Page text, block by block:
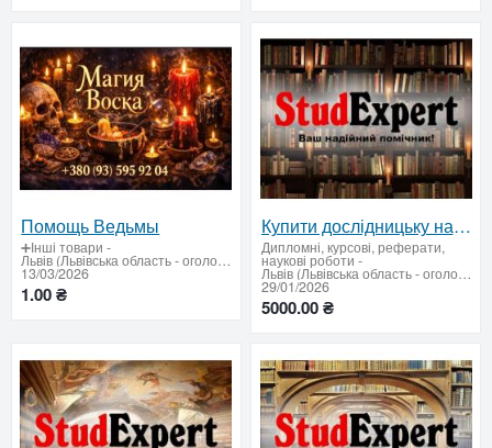
Помощь Ведьмы
➕Інші товари -
Львів (Львівська область - оголошення)
13/03/2026
1.00 ₴
Купити дослідницьку наукову статтю в Україні
Дипломні, курсові, реферати,
наукові роботи -
Львів (Львівська область - оголошення)
29/01/2026
5000.00 ₴